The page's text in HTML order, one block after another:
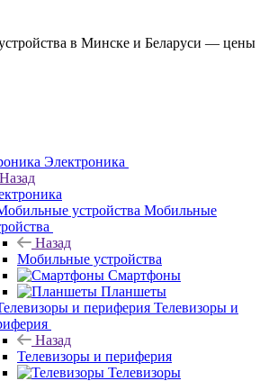
в Минске и Беларуси — цены
Электроника
Назад
Мобильные
Назад
Мобильные устройства
Смартфоны
Планшеты
Телевизоры и
Назад
Телевизоры и периферия
Телевизоры